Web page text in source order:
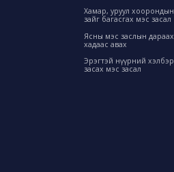
Хамар, уруул хоорондын
зайг багасгах мэс засал
Ясны мэс заслын дараах
хадаас авах
Эрэгтэй нүүрний хэлбэр
засах мэс засал